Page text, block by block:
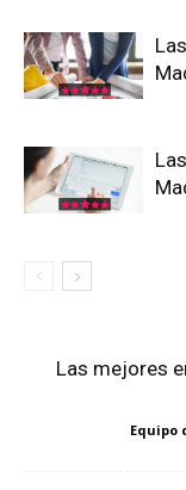
Las mejores
Equipo